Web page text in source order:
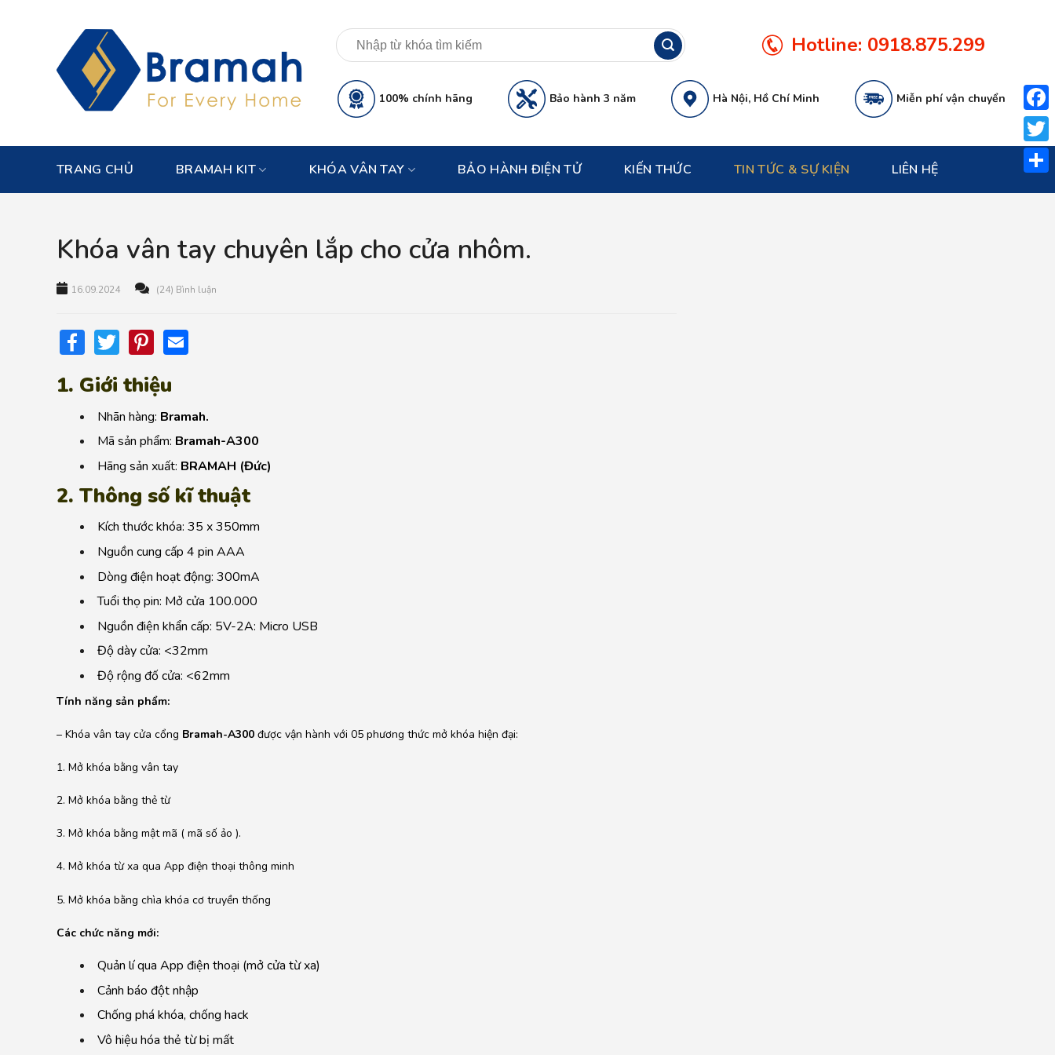
Hotline: 0918.875.299
100% chính hãng Bảo hành 3 năm Hà Nội, Hồ Chí Minh Miễn phí vận chuyển
TRANG CHỦ BRAMAH KIT KHÓA VÂN TAY BẢO HÀNH ĐIỆN TỬ KIẾN THỨC TIN TỨC & SỰ KIỆN LIÊN HỆ
Khóa vân tay chuyên lắp cho cửa nhôm.
16.09.2024 (24) Bình luận
Facebook
TwitterPinterest
1. Giới thiệu
Nhãn hàng: Bramah.
Mã sản phẩm: Bramah-A300
Hãng sản xuất: BRAMAH (Đức)
2. Thông số kĩ thuật
Kích thước khóa: 35 x 350mm
Nguồn cung cấp 4 pin AAA
Dòng điện hoạt động: 300mA
Tuổi thọ pin: Mở cửa 100.000
Nguồn điện khẩn cấp: 5V-2A: Micro USB
Độ dày cửa: <32mm
Độ rộng đố cửa: <62mm
Tính năng sản phẩm:
– Khóa vân tay cửa cổng Bramah-A300 được vận hành với 05 phương thức mở khóa hiện đại:
1. Mở khóa bằng vân tay
2. Mở khóa bằng thẻ từ
3. Mở khóa bằng mật mã ( mã số ảo ).
4. Mở khóa từ xa qua App điện thoại thông minh
5. Mở khóa bằng chìa khóa cơ truyền thống
Các chức năng mới:
Quản lí qua App điện thoại (mở cửa từ xa)
Cảnh báo đột nhập
Chống phá khóa, chống hack
Vô hiệu hóa thẻ từ bị mất